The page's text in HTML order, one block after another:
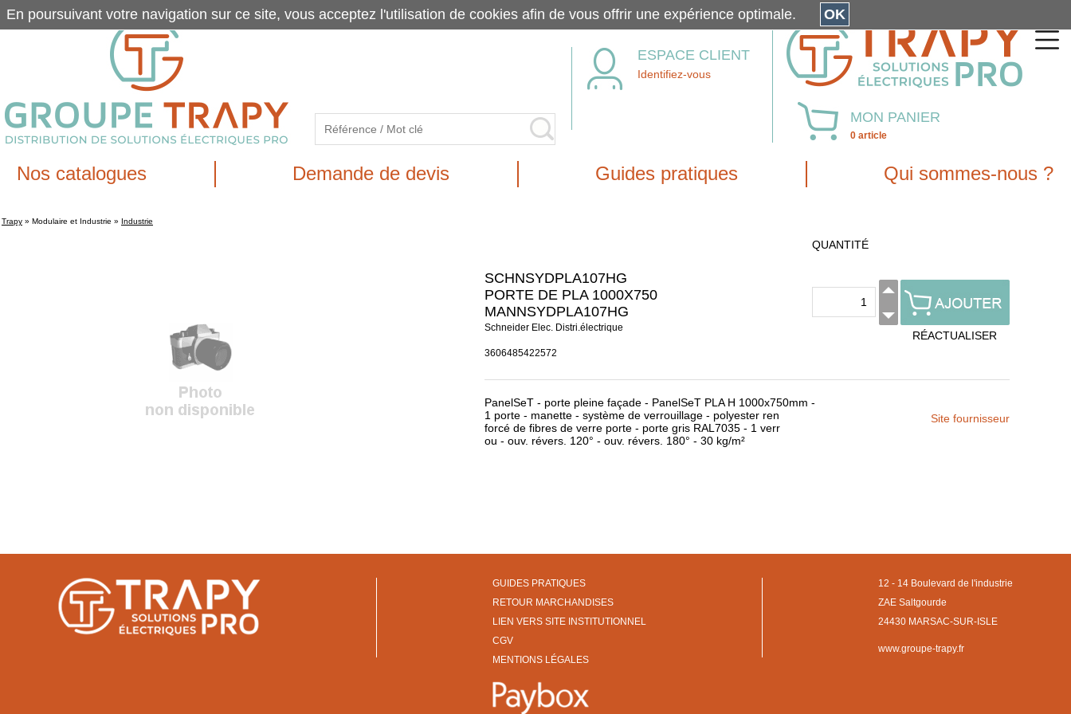
ESPACE CLIENT
Identifiez-vous
MON PANIER
0 article
Nos catalogues Demande de devis Guides pratiques Qui sommes-nous ?
Trapy » Modulaire et Industrie » Industrie
SCHNSYDPLA107HG
PORTE DE PLA 1000X750
MANNSYDPLA107HG
Schneider Elec. Distri.électrique
3606485422572
QUANTITÉ
RÉACTUALISER
PanelSeT - porte pleine façade - PanelSeT PLA H 1000x750mm -
1 porte - manette - système de verrouillage - polyester ren
forcé de fibres de verre porte - porte gris RAL7035 - 1 verr
ou - ouv. révers. 120° - ouv. révers. 180° - 30 kg/m²
Site fournisseur
GUIDES PRATIQUES
RETOUR MARCHANDISES
LIEN VERS SITE INSTITUTIONNEL
CGV
MENTIONS LÉGALES
12 - 14 Boulevard de l'industrie
ZAE Saltgourde
24430 MARSAC-SUR-ISLE
www.groupe-trapy.fr
En poursuivant votre navigation sur ce site, vous acceptez l'utilisation de cookies afin de vous offrir une expérience optimale. OK